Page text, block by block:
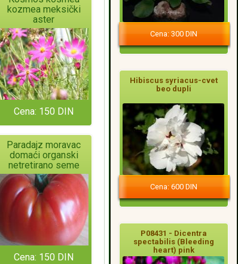
kozmea meksički
aster
Cena: 150 DIN
Paradajz moravac
domaći organski
netretirano seme
Cena: 150 DIN
Cena: 300 DIN
Hibiscus syriacus-cvet
beo dupli
Cena: 600 DIN
P08431 - Dicentra
spectabilis (Bleeding
heart) pink